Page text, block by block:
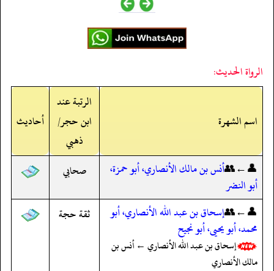
الرواة الحديث:
اسم الشهرة
الرتبة عند
ابن حجر/
ذهبي
أحاديث
👤←👥أنس بن مالك الأنصاري، أبو حمزة،
أبو النضر
صحابي
👤←👥إسحاق بن عبد الله الأنصاري، أبو
محمد، أبو يحيى، أبو نجيح
إسحاق بن عبد الله الأنصاري ← أنس بن
مالك الأنصاري
ثقة حجة